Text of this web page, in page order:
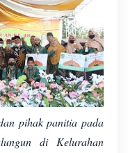
pihak panitia pada
di Kelurahan